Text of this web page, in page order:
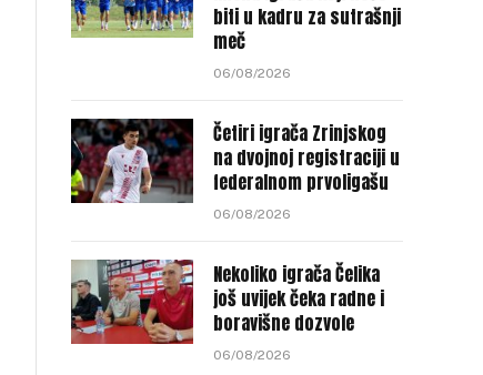
biti u kadru za sutrašnji
meč
06/08/2026
Četiri igrača Zrinjskog
na dvojnoj registraciji u
federalnom prvoligašu
06/08/2026
Nekoliko igrača Čelika
još uvijek čeka radne i
boravišne dozvole
06/08/2026